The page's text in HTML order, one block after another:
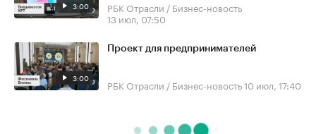
3:00
РБК Отрасли / Бизнес-новость
13 июл, 07:50
3:00
Проект для предпринимателей
РБК Отрасли / Бизнес-новость10 июл, 17:40